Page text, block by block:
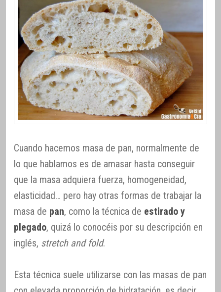
Cuando hacemos masa de pan, normalmente de
lo que hablamos es de amasar hasta conseguir
que la masa adquiera fuerza, homogeneidad,
elasticidad… pero hay otras formas de trabajar la
masa de pan, como la técnica de estirado y
plegado, quizá lo conocéis por su descripción en
inglés, stretch and fold.
Esta técnica suele utilizarse con las masas de pan